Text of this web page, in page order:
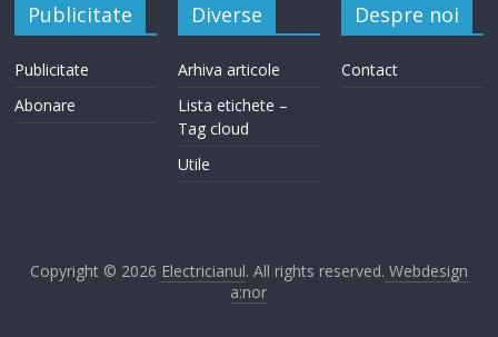
Publicitate
Publicitate
Abonare
Diverse
Arhiva articole
Lista etichete –
Tag cloud
Utile
Despre noi
Contact
Copyright © 2026 Electricianul. All rights reserved. Webdesign
a:nor